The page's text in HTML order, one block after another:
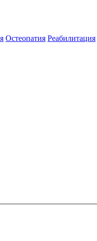
Остеопатия Реабилитация